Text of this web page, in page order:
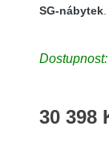
SG-nábytek
30 398